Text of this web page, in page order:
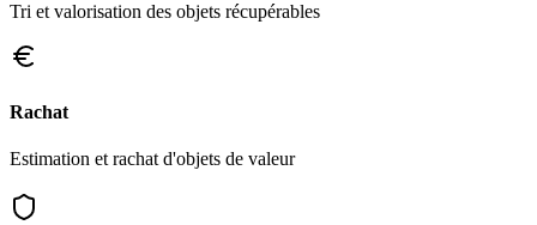
Tri et valorisation des objets récupérables
Rachat
Estimation et rachat d'objets de valeur